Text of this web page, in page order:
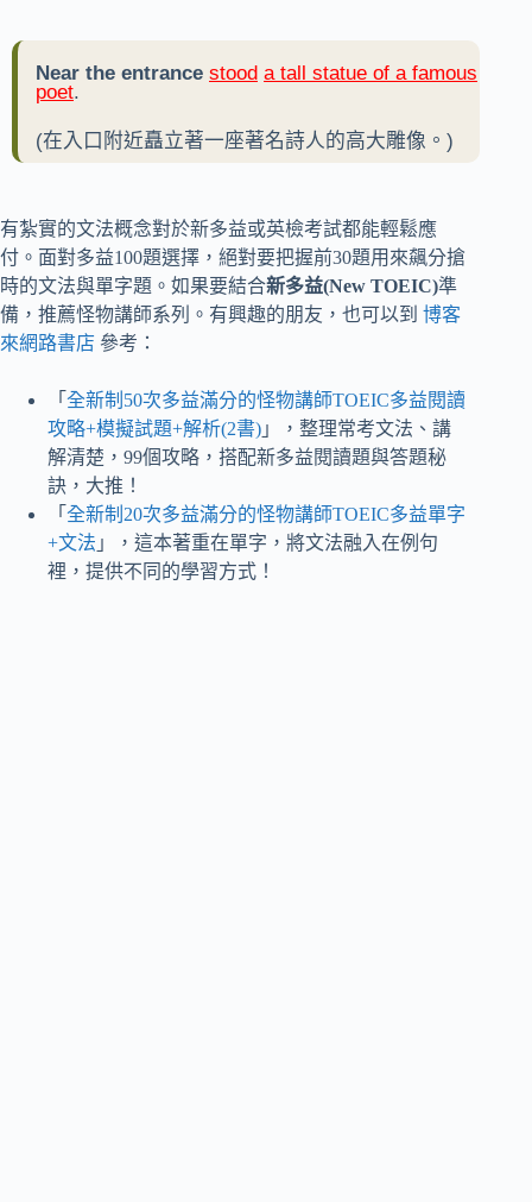
Near the entrance stood a tall statue of a famous
poet.
(在入口附近矗立著一座著名詩人的高大雕像。)
有紮實的文法概念對於新多益或英檢考試都能輕鬆應
付。面對多益100題選擇，絕對要把握前30題用來飆分搶
時的文法與單字題。如果要結合新多益(New TOEIC)準
備，推薦怪物講師系列。有興趣的朋友，也可以到 博客
來網路書店 參考：
「 全新制50次多益滿分的怪物講師TOEIC多益閱讀
攻略+模擬試題+解析(2書) 」，整理常考文法、講
解清楚，99個攻略，搭配新多益閱讀題與答題秘
訣，大推！
「 全新制20次多益滿分的怪物講師TOEIC多益單字
+文法 」，這本著重在單字，將文法融入在例句
裡，提供不同的學習方式！